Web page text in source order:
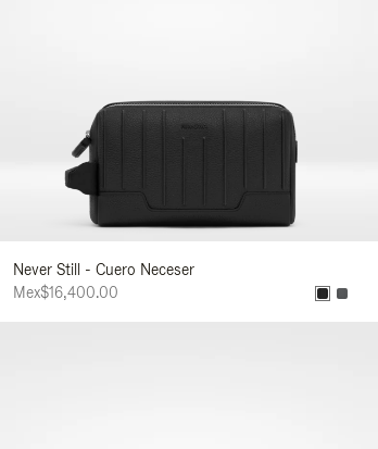
Never Still - Cuero Neceser
Mex$16,400.00